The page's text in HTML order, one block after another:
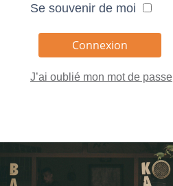
Se souvenir de moi
J’ai oublié mon mot de passe